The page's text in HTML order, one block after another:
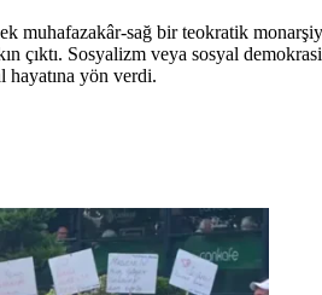
muhafazakâr-sağ bir teokratik
çıktı. Sosyalizm veya sosyal
hayatına yön verdi.